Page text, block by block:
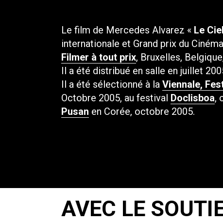
Le film de Mercedes Alvarez « Le
internationale et Grand prix du
Filmer à tout prix, Bruxelles,
Il a été distribué en salle en juillet
Il a été sélectionné à la Viennale,
Octobre 2005, au festival Doclisboa,
Pusan en Corée, octobre 2005.
AVEC LE